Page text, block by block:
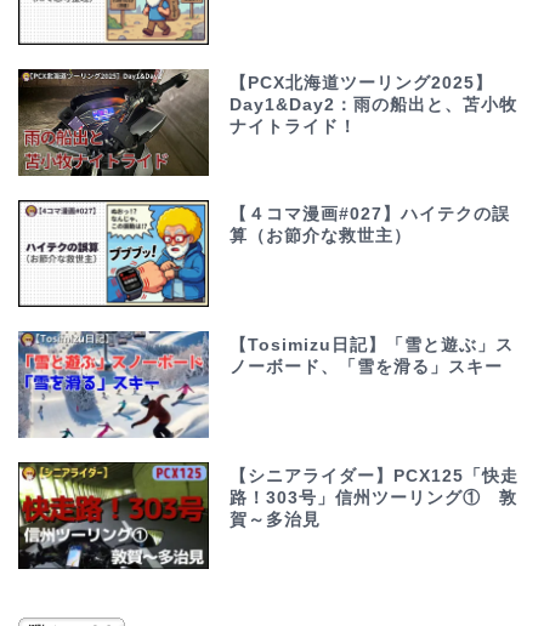
【PCX北海道ツーリング2025】
Day1&Day2：雨の船出と、苫小牧
ナイトライド！
【４コマ漫画#027】ハイテクの誤
算（お節介な救世主）
【Tosimizu日記】「雪と遊ぶ」ス
ノーボード、「雪を滑る」スキー
【シニアライダー】PCX125「快走
路！303号」信州ツーリング① 敦
賀～多治見